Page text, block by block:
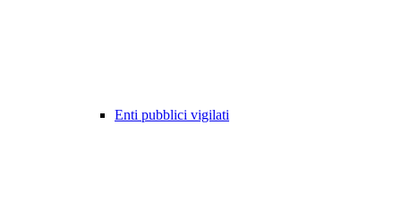
Enti pubblici vigilati